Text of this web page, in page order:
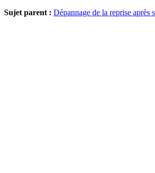
Sujet parent : Dépannage de la reprise après